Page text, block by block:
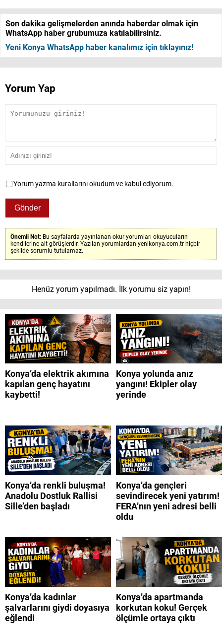
Son dakika gelişmelerden anında haberdar olmak için
WhatsApp haber grubumuza katılabilirsiniz.
Yeni Konya WhatsApp haber kanalımız için tıklayınız!
Yorum Yap
Yorum yazma kurallarını okudum ve kabul ediyorum.
Önemli Not: Bu sayfalarda yayınlanan okur yorumları okuyucuların
kendilerine ait görüşlerdir. Yazılan yorumlardan yenikonya.com.tr hiçbir
şekilde sorumlu tutulamaz.
Henüz yorum yapılmadı. İlk yorumu siz yapın!
Konya’da elektrik akımına
kapılan genç hayatını
kaybetti!
Konya yolunda anız
yangını! Ekipler olay
yerinde
Konya’da renkli buluşma!
Anadolu Dostluk Rallisi
Sille’den başladı
Konya’da gençleri
sevindirecek yeni yatırım!
FERA’nın yeni adresi belli
oldu
Konya’da kadınlar
şalvarlarını giydi doyasıya
eğlendi
Konya’da apartmanda
korkutan koku! Gerçek
ölçümle ortaya çıktı